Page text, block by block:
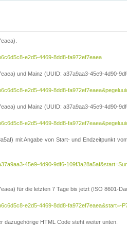
e2d5-4469-8dd8-fa972ef7eaea
und Mainz (UUID: a37a9aa3-45e9-4d90-
e2d5-4469-8dd8-
und Mainz (UUID: a37a9aa3-45e9-4d90-
e2d5-4469-8dd8-
mit Angabe von Start- und Endzeitpunkt
45e9-4d90-9df6-
für die letzten 7 Tage bis jetzt (ISO 8601-
e2d5-4469-8dd8-fa972ef7eaea&start=-
dazugehörige HTML Code steht weiter unten.